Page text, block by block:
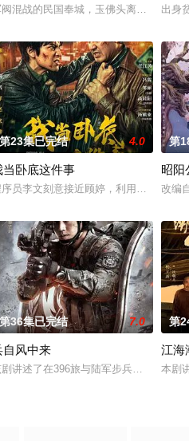
楚父以死鸣冤。楚家大小姐楚梓鸢带
无普及监控、无DNA鉴定技术的支持
混战的民国奉城，玉佛头离奇失窃，
出身
，江淮被掳走配“阴婚”。他与女探长穆
王朝有史以来个以女子进士科三元及
第23集已完结 4.0
当卧底这件事
员李文刻意接近顾婷，利用顾炎女儿
第
昭阳
改编
欢你，哲学和生物学意义上的喜欢。
二人共感相连，一同寻仙草修复肉身
第36集已完结 7.0
自风中来
讲述了在396旅与陆军步兵学院联合
第
江海
本剧